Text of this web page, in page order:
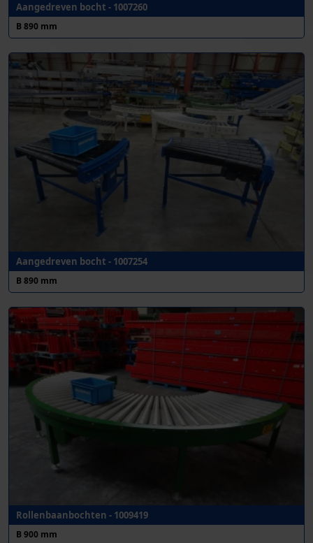
Aangedreven bocht - 1007260
B 890 mm
Aangedreven bocht - 1007254
B 890 mm
Rollenbaanbochten - 1009419
B 900 mm